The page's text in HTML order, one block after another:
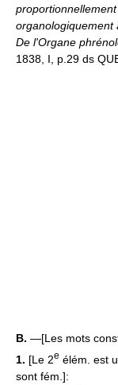
organologiquement
De l'Organe
1838, I, p.29 ds
B. —[Les mots
1. [Le 2e élém. est
sont fém.]: